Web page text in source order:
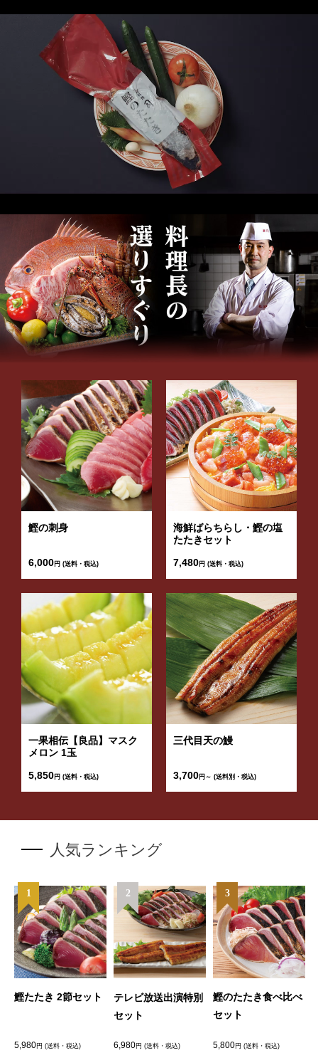
鰹の刺身
6,000 円 (送料・税込)
海鮮ばらちらし・鰹の塩
たたきセット
7,480 円 (送料・税込)
一果相伝【良品】マスク
メロン 1玉
5,850 円 (送料・税込)
三代目天の鰻
3,700 円～ (送料別・税込)
人気ランキング
1
鰹たたき 2節セット
5,980円 (送料・税込)
2
テレビ放送出演特別
セット
6,980円 (送料・税込)
3
鰹のたたき食べ比べ
セット
5,800円 (送料・税込)